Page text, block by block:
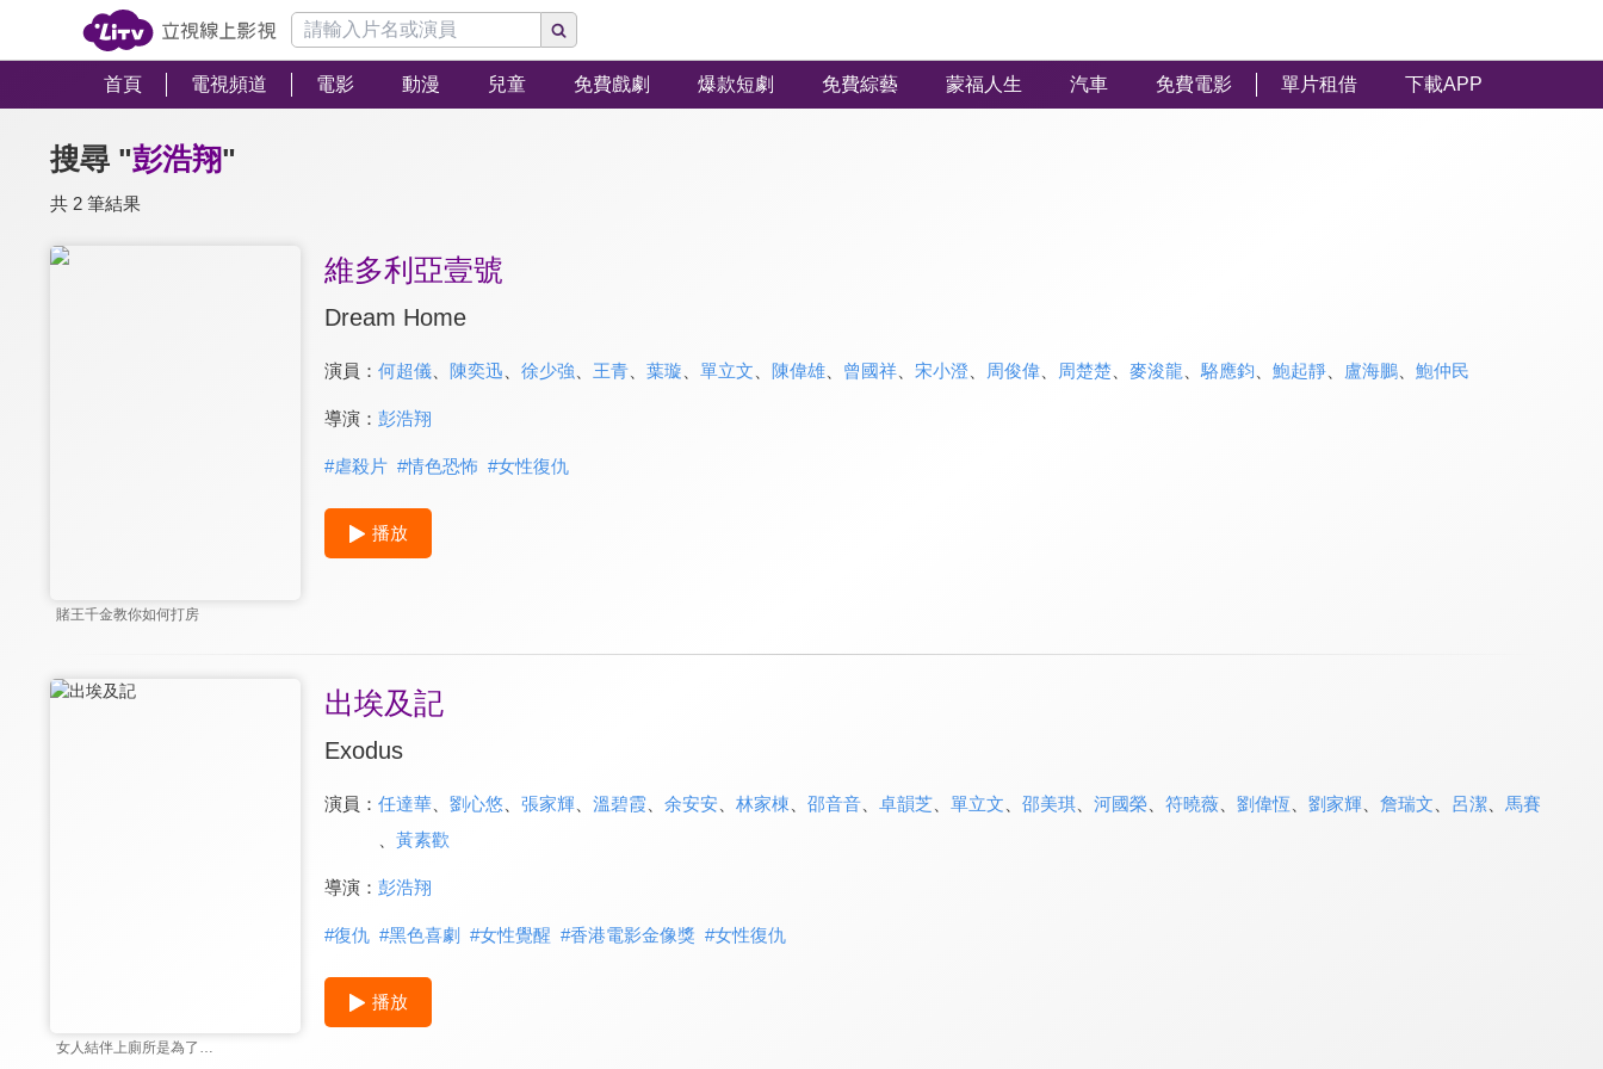
首頁 電視頻道 電影 動漫 兒童 免費戲劇 爆款短劇 免費綜藝 蒙福人生 汽車 免費電影 單片租借 下載APP
搜尋 "彭浩翔"
共 2 筆結果
賭王千金教你如何打房
維多利亞壹號
Dream Home
演員： 何超儀、 陳奕迅 徐少強 王青、 葉璇 單立文 陳偉雄、 曾國祥、 宋小澄 周俊偉、 周楚楚 麥浚龍 駱應鈞 鮑起靜、 盧海鵬、 鮑仲民
導演： 彭浩翔
#虐殺片 #情色恐怖 #女性復仇
播放
女人結伴上廁所是為了…
出埃及記
Exodus
演員： 任達華、 劉心悠 張家輝、 溫碧霞 余安安 林家棟 邵音音、 卓韻芝、 單立文 邵美琪、 河國榮、 符曉薇、 劉偉恆 劉家輝、 詹瑞文 呂潔、 馬賽
黃素歡
導演： 彭浩翔
#復仇 #黑色喜劇 #女性覺醒 #香港電影金像獎 #女性復仇
播放